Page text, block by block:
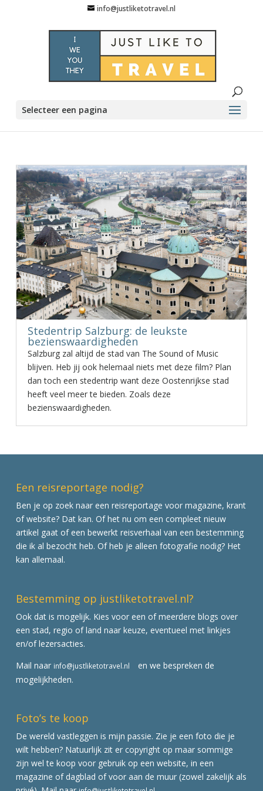
info@justliketotravel.nl
Selecteer een pagina
Stedentrip Salzburg: de leukste
bezienswaardigheden
Salzburg zal altijd de stad van The Sound of Music
blijven. Heb jij ook helemaal niets met deze film? Plan
dan toch een stedentrip want deze Oostenrijkse stad
heeft veel meer te bieden. Zoals deze
bezienswaardigheden.
Een reisreportage nodig?
Ben je op zoek naar een reisreportage voor magazine, krant
of website? Dat kan. Of het nu om een compleet nieuw
artikel gaat of een bewerkt reisverhaal van een bestemming
die ik al bezocht heb. Of heb je alleen fotografie nodig? Het
kan allemaal.
Bestemming op justliketotravel.nl?
Ook dat is mogelijk. Kies voor een of meerdere blogs over
een stad, regio of land naar keuze, eventueel met linkjes
en/of lezersacties.
Mail naar info@justliketotravel.nl
en we bespreken de
mogelijkheden.
Foto’s te koop
De wereld vastleggen is mijn passie. Zie je een foto die je
wilt hebben? Natuurlijk zit er copyright op maar sommige
zijn wel te koop voor gebruik op een website, in een
magazine of dagblad of voor aan de muur (zowel zakelijk als